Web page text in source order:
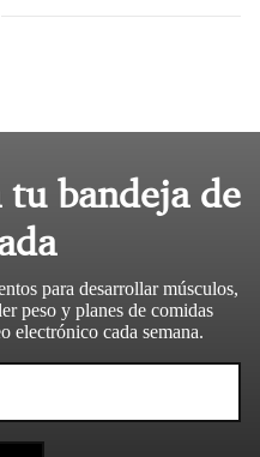
bandeja de
para desarrollar músculos,
peso y planes de comidas
electrónico cada semana.